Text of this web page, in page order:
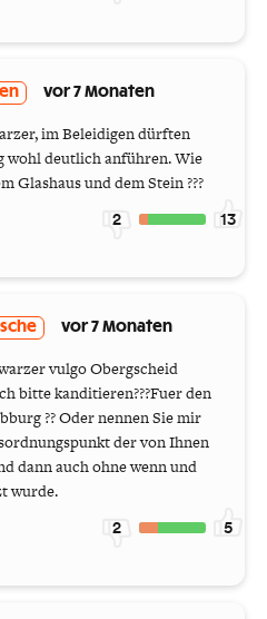
vor 7 Monaten
im Beleidigen dürften
wohl deutlich anführen. Wie
Glashaus und dem Stein ???
2 13
vor 7 Monaten
vulgo Obergscheid
bitte kanditieren???Fuer den
?? Oder nennen Sie mir
der von Ihnen
dann auch ohne wenn und
wurde.
2 5